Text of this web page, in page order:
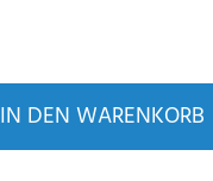
IN DEN WARENKORB